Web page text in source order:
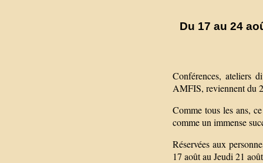
Du 17 au 24
Conférences, ateliers
AMFIS, reviennent du
Comme tous les ans,
comme un immense
Réservées aux
17 août au Jeudi 21